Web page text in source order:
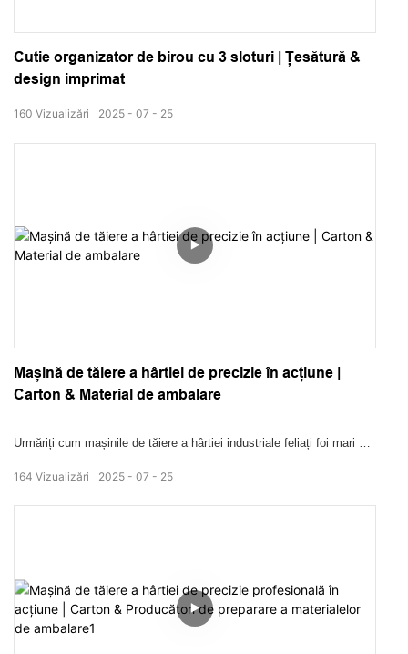
Cutie organizator de birou cu 3 sloturi | Țesătură &
design imprimat
2025 07 25
160 Vizualizări
Mașină de tăiere a hârtiei de precizie în acțiune |
Carton & Material de ambalare
Urmăriți cum mașinile de tăiere a hârtiei industriale feliați foi mari cu
2025 07 25
164 Vizualizări